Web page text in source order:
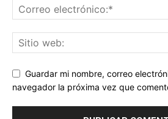
Guardar mi nombre, correo
navegador la próxima vez que